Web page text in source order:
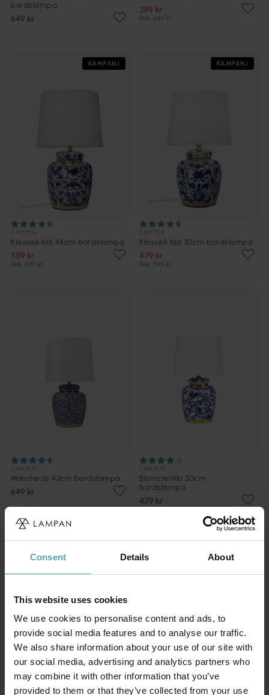
Consent Details About
This website uses cookies
We use cookies to personalise content and ads, to
provide social media features and to analyse our traffic.
We also share information about your use of our site with
our social media, advertising and analytics partners who
may combine it with other information that you’ve
provided to them or that they’ve collected from your use
bordslampa
649 kr
399 kr
Rek. 649 kr
KAMPANJ
Klassisk blå 44cm bordslampa
559 kr
Rek. 699 kr
KAMPANJ
Klassisk blå 30cm bordslampa
479 kr
Rek. 599 kr
Mönsterås 43cm bordslampa
649 kr
Blomsterlilla 30cm
bordslampa
479 kr